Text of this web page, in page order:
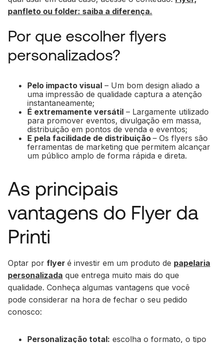
panfleto ou folder: saiba a diferença.
Por que escolher flyers
personalizados?
Pelo impacto visual – Um bom design aliado a
uma impressão de qualidade captura a atenção
instantaneamente;
É extremamente versátil – Largamente utilizado
para promover eventos, divulgação em massa,
distribuição em pontos de venda e eventos;
E pela facilidade de distribuição – Os flyers são
ferramentas de marketing que permitem alcançar
um público amplo de forma rápida e direta.
As principais
vantagens do Flyer da
Printi
Optar por flyer é investir em um produto de papelaria
personalizada que entrega muito mais do que
qualidade. Conheça algumas vantagens que você
pode considerar na hora de fechar o seu pedido
conosco:
Personalização total: escolha o formato, o tipo